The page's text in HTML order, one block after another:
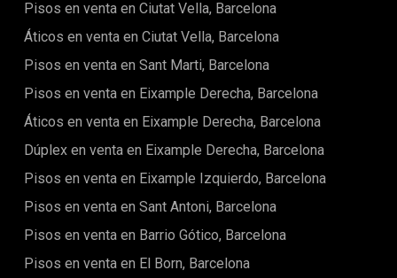
proximidad a la playa lo convierte en una opción ideal para
aquellos que buscan un estilo de vida activo y al aire
Pisos en venta en Ciutat Vella, Barcelona
Áticos en venta en Ciutat Vella, Barcelona
Pisos en venta en Sant Marti, Barcelona
Pisos en venta en Eixample Derecha, Barcelona
Áticos en venta en Eixample Derecha, Barcelona
Dúplex en venta en Eixample Derecha, Barcelona
Pisos en venta en Eixample Izquierdo, Barcelona
Pisos en venta en Sant Antoni, Barcelona
Pisos en venta en Barrio Gótico, Barcelona
Pisos en venta en El Born, Barcelona